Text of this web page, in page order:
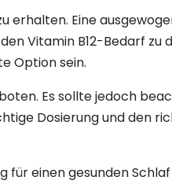
erhalten. Eine
Vitamin B12-Bedarf zu
Option sein.
Es sollte jedoch
Dosierung und den
für einen gesunden